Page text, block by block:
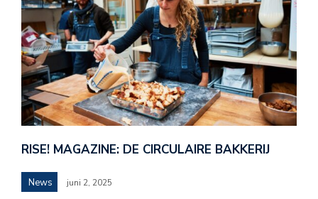
RISE! MAGAZINE: DE CIRCULAIRE BAKKERIJ
News juni 2, 2025